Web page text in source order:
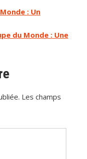
: Un
du Monde : Une
Les champs